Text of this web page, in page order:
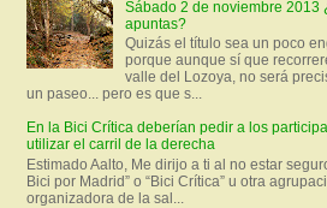
Sábado 2 de noviembre 2013
apuntas?
Quizás el título sea un poco
porque aunque sí que
valle del Lozoya, no será
un paseo... pero es que s...
En la Bici Crítica deberían pedir a los
utilizar el carril de la derecha
Estimado Aalto, Me dirijo a ti al no estar
Bici por Madrid” o “Bici Crítica” u otra
organizadora de la sal...